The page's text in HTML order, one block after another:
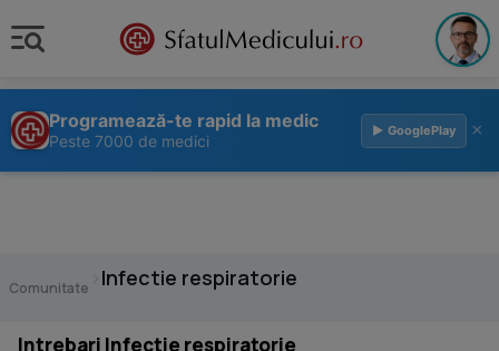
Programează-te rapid la medic
Peste 7000 de medici
▶ GooglePlay ×
Comunitate Infectie respiratorie
Intrebari Infectie respiratorie